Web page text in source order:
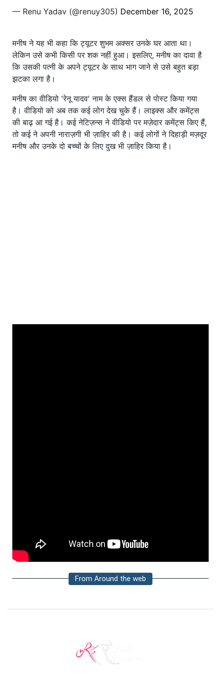
— Renu Yadav (@renuy305) December 16, 2025
मनीष ने यह भी कहा कि ट्यूटर शुभम अक्सर उनके घर आता था।
लेकिन उसे कभी किसी पर शक नहीं हुआ। इसलिए, मनीष का दावा है
कि उसकी पत्नी के अपने ट्यूटर के साथ भाग जाने से उसे बहुत बड़ा
झटका लगा है।
मनीष का वीडियो 'रेनू यादव' नाम के एक्स हैंडल से पोस्ट किया गया
है। वीडियो को अब तक कई लोग देख चुके हैं। लाइक्स और कमेंट्स
की बाढ़ आ गई है। कई नेटिज़न्स ने वीडियो पर मज़ेदार कमेंट्स किए हैं,
तो कई ने अपनी नाराज़गी भी ज़ाहिर की है। कई लोगों ने दिहाड़ी मज़दूर
मनीष और उनके दो बच्चों के लिए दुख भी ज़ाहिर किया है।
From Around the web